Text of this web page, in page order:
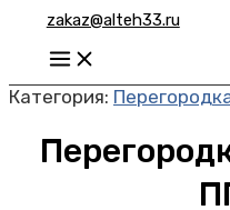
zakaz@alteh33.ru
Main
Menu
Категория: